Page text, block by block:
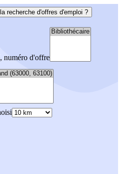
recherche d'offres d'emploi ?
numéro d'offre